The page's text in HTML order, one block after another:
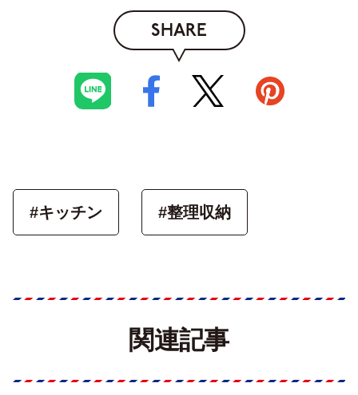
SHARE
#キッチン #整理収納
関連記事